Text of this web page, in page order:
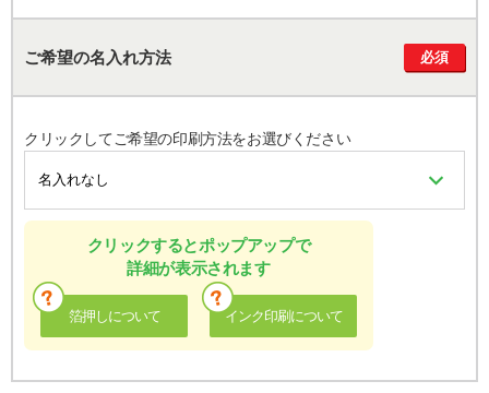
ご希望の名入れ方法 必須
クリックしてご希望の印刷方法をお選びください
クリックするとポップアップで
詳細が表示されます
箔押しについて インク印刷について